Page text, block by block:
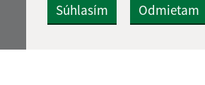
Súhlasím Odmietam